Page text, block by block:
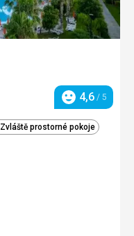
Hodnotenie
4,6 / 5
Zvláště prostorné pokoje